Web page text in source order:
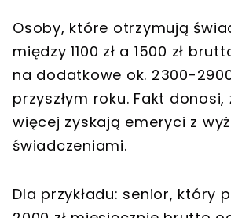
Osoby, które otrzymują
między 1100 zł a 1500 zł
na dodatkowe ok. 2300-
przyszłym roku. Fakt donosi,
więcej zyskają emeryci z
świadczeniami.
Dla przykładu: senior, który